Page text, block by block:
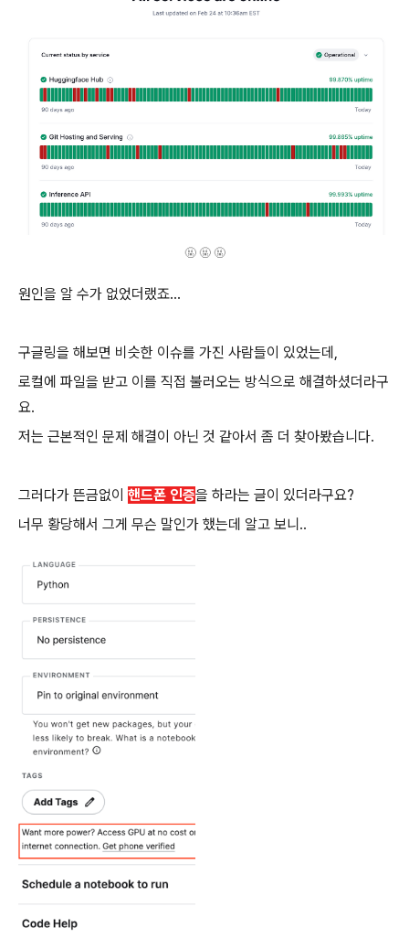
🤬 🤬 🤬
원인을 알 수가 없었더랬죠...
구글링을 해보면 비슷한 이슈를 가진 사람들이 있었는데,
로컬에 파일을 받고 이를 직접 불러오는 방식으로 해결하셨더라구
요.
저는 근본적인 문제 해결이 아닌 것 같아서 좀 더 찾아봤습니다.
그러다가 뜬금없이 핸드폰 인증을 하라는 글이 있더라구요?
너무 황당해서 그게 무슨 말인가 했는데 알고 보니..